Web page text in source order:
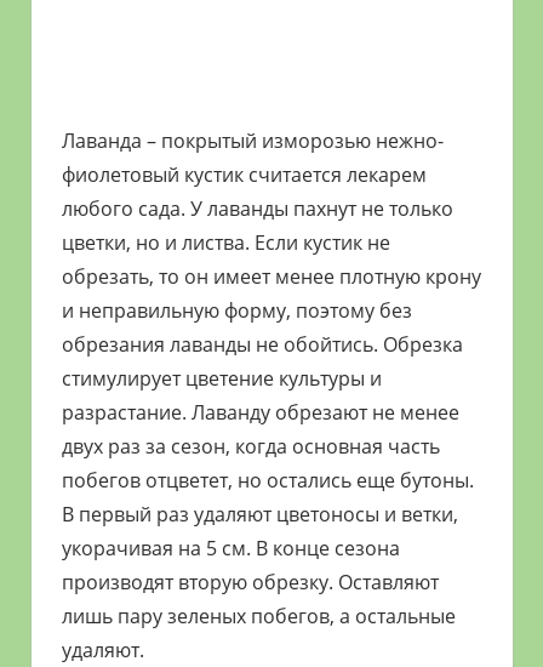
Лаванда – покрытый изморозью нежно-
фиолетовый кустик считается лекарем
любого сада. У лаванды пахнут не только
цветки, но и листва. Если кустик не
обрезать, то он имеет менее плотную крону
и неправильную форму, поэтому без
обрезания лаванды не обойтись. Обрезка
стимулирует цветение культуры и
разрастание. Лаванду обрезают не менее
двух раз за сезон, когда основная часть
побегов отцветет, но остались еще бутоны.
В первый раз удаляют цветоносы и ветки,
укорачивая на 5 см. В конце сезона
производят вторую обрезку. Оставляют
лишь пару зеленых побегов, а остальные
удаляют.